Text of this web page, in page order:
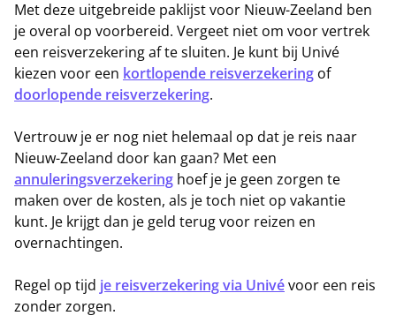
Met deze uitgebreide paklijst voor Nieuw-Zeeland ben
je overal op voorbereid. Vergeet niet om voor vertrek
een reisverzekering af te sluiten. Je kunt bij Univé
kiezen voor een kortlopende reisverzekering of
doorlopende reisverzekering.
Vertrouw je er nog niet helemaal op dat je reis naar
Nieuw-Zeeland door kan gaan? Met een
annuleringsverzekering hoef je je geen zorgen te
maken over de kosten, als je toch niet op vakantie
kunt. Je krijgt dan je geld terug voor reizen en
overnachtingen.
Regel op tijd je reisverzekering via Univévoor een reis
zonder zorgen.